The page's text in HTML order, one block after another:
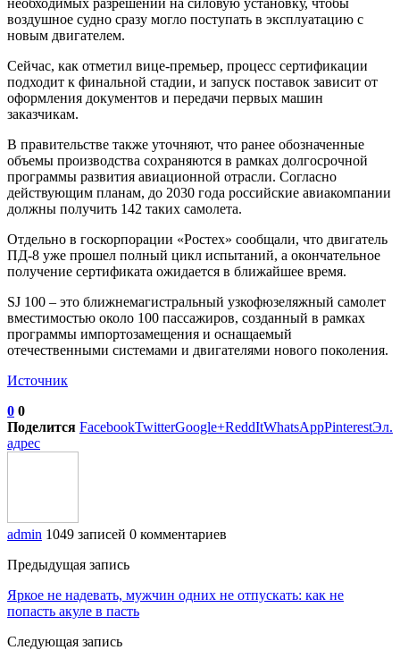
воздушное судно сразу могло поступать в эксплуатацию с
новым двигателем.
Сейчас, как отметил вице-премьер, процесс сертификации
подходит к финальной стадии, и запуск поставок зависит от
оформления документов и передачи первых машин
заказчикам.
В правительстве также уточняют, что ранее обозначенные
объемы производства сохраняются в рамках долгосрочной
программы развития авиационной отрасли. Согласно
действующим планам, до 2030 года российские авиакомпании
должны получить 142 таких самолета.
Отдельно в госкорпорации «Ростех» сообщали, что двигатель
ПД-8 уже прошел полный цикл испытаний, а окончательное
получение сертификата ожидается в ближайшее время.
SJ 100 – это ближнемагистральный узкофюзеляжный самолет
вместимостью около 100 пассажиров, созданный в рамках
программы импортозамещения и оснащаемый
отечественными системами и двигателями нового поколения.
Источник
0 0
Поделится FacebookTwitterGoogle+ReddItWhatsAppPinterestЭл.
адрес
admin 1049 записей 0 комментариев
Предыдущая запись
Яркое не надевать, мужчин одних не отпускать: как не
попасть акуле в пасть
Следующая запись